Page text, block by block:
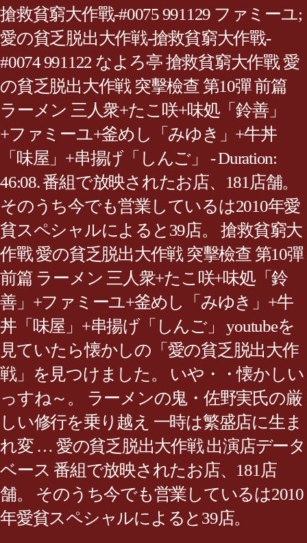
搶救貧窮大作戰-#0075 991129 ファミーユ;
愛の貧乏脱出大作戦-搶救貧窮大作戰-
#0074 991122 なよろ亭 搶救貧窮大作戰 愛
の貧乏脱出大作戦 突擊檢查 第10彈 前篇
ラーメン 三人衆+たこ咲+味処「鈴善」
+ファミーユ+釜めし「みゆき」+牛丼
「味屋」+串揚げ「しんご」 - Duration:
46:08. 番組で放映されたお店、181店舗。
そのうち今でも営業しているは2010年愛
貧スペシャルによると39店。 搶救貧窮大
作戰 愛の貧乏脱出大作戦 突擊檢查 第10彈
前篇 ラーメン 三人衆+たこ咲+味処「鈴
善」+ファミーユ+釜めし「みゆき」+牛
丼「味屋」+串揚げ「しんご」 youtubeを
見ていたら懐かしの「愛の貧乏脱出大作
戦」を見つけました。 いや・・懐かしい
っすね～。 ラーメンの鬼・佐野実氏の厳
しい修行を乗り越え 一時は繁盛店に生ま
れ変 … 愛の貧乏脱出大作戦 出演店データ
ベース 番組で放映されたお店、181店
舗。 そのうち今でも営業しているは2010
年愛貧スペシャルによると39店。